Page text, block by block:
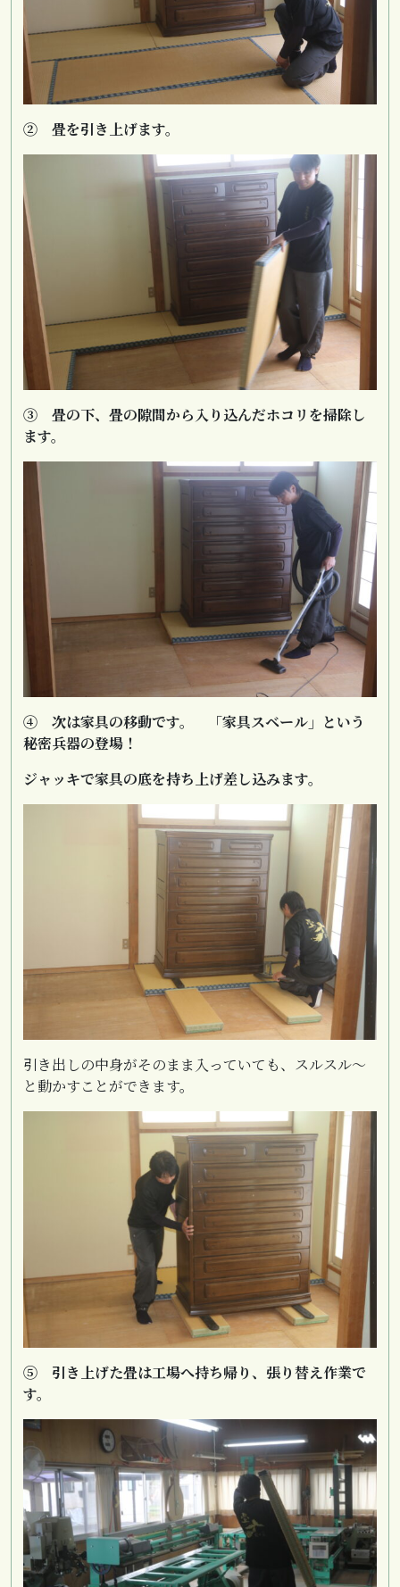
② 畳を引き上げます。
③ 畳の下、畳の隙間から入り込んだホコリを掃除し
ます。
④ 次は家具の移動です。 「家具スベール」という
秘密兵器の登場！
ジャッキで家具の底を持ち上げ差し込みます。
引き出しの中身がそのまま入っていても、スルスル～
と動かすことができます。
⑤ 引き上げた畳は工場へ持ち帰り、張り替え作業で
す。